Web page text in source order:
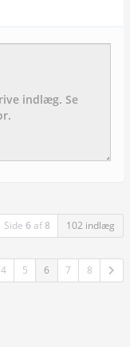
Side 6 af8 102 indlæg
4 5 6 7 8